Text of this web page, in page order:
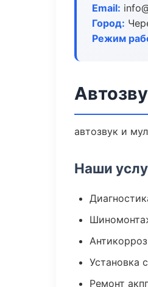
Email:
Город:
Режим
автозвук и
Наши
Установка
Ремонт